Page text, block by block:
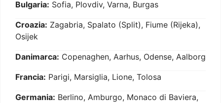
Bulgaria: Sofia, Plovdiv, Varna, Burgas
Croazia: Zagabria, Spalato (Split), Fiume (Rijeka),
Osijek
Danimarca: Copenaghen, Aarhus, Odense, Aalborg
Francia: Parigi, Marsiglia, Lione, Tolosa
Germania: Berlino, Amburgo, Monaco di Baviera,